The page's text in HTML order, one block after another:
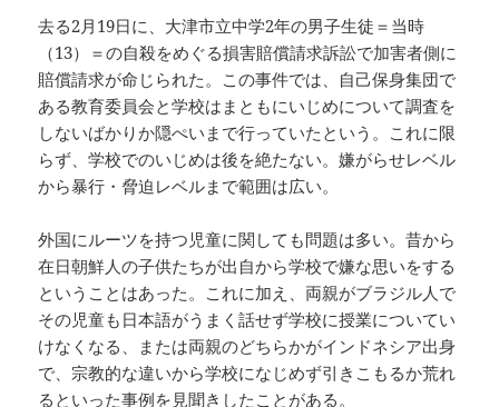
去る2月19日に、大津市立中学2年の男子生徒＝当時
（13）＝の自殺をめぐる損害賠償請求訴訟で加害者側に
賠償請求が命じられた。この事件では、自己保身集団で
ある教育委員会と学校はまともにいじめについて調査を
しないばかりか隠ぺいまで行っていたという。これに限
らず、学校でのいじめは後を絶たない。嫌がらせレベル
から暴行・脅迫レベルまで範囲は広い。
外国にルーツを持つ児童に関しても問題は多い。昔から
在日朝鮮人の子供たちが出自から学校で嫌な思いをする
ということはあった。これに加え、両親がブラジル人で
その児童も日本語がうまく話せず学校に授業についてい
けなくなる、または両親のどちらかがインドネシア出身
で、宗教的な違いから学校になじめず引きこもるか荒れ
るといった事例を見聞きしたことがある。